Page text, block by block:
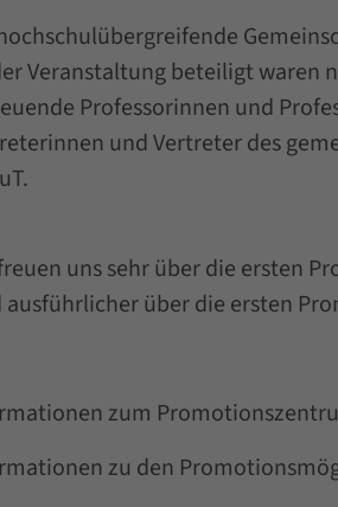
Veranstaltung beteiligt waren
Professorinnen und
und Vertreter des
uns sehr über die ersten
ausführlicher über die ersten
zum
zu den